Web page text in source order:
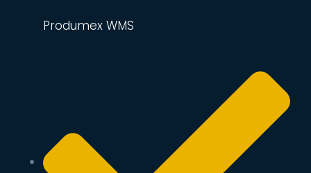
Produmex WMS